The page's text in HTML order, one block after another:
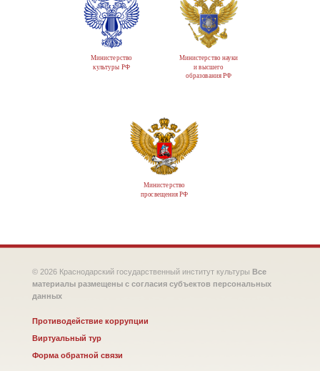
Министерство
культуры РФ
Министерство науки
и высшего
образования РФ
Министерство
просвещения РФ
© 2026 Краснодарский государственный институт культуры Все
материалы размещены с согласия субъектов персональных
данных
Противодействие коррупции
Виртуальный тур
Форма обратной связи